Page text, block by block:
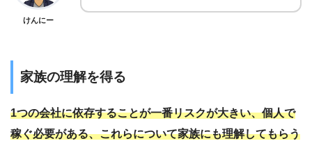
けんにー
家族の理解を得る
1つの会社に依存することが一番リスクが大きい、個人で
稼ぐ必要がある、これらについて家族にも理解してもらう